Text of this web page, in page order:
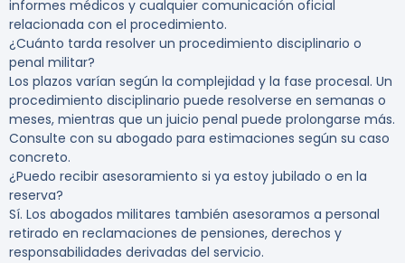
informes médicos y cualquier comunicación oficial
relacionada con el procedimiento.
¿Cuánto tarda resolver un procedimiento disciplinario o
penal militar?
Los plazos varían según la complejidad y la fase procesal. Un
procedimiento disciplinario puede resolverse en semanas o
meses, mientras que un juicio penal puede prolongarse más.
Consulte con su abogado para estimaciones según su caso
concreto.
¿Puedo recibir asesoramiento si ya estoy jubilado o en la
reserva?
Sí. Los abogados militares también asesoramos a personal
retirado en reclamaciones de pensiones, derechos y
responsabilidades derivadas del servicio.